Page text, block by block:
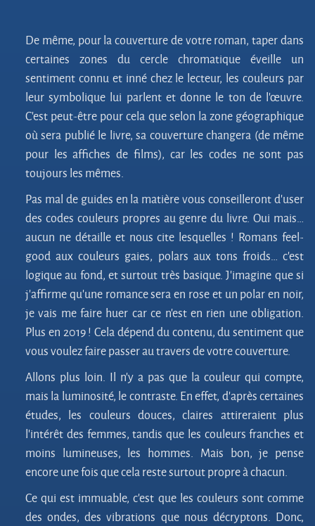
De même, pour la couverture de votre roman, taper dans
certaines zones du cercle chromatique éveille un
sentiment connu et inné chez le lecteur, les couleurs par
leur symbolique lui parlent et donne le ton de l’œuvre.
C’est peut-être pour cela que selon la zone géographique
où sera publié le livre, sa couverture changera (de même
pour les affiches de films), car les codes ne sont pas
toujours les mêmes.
Pas mal de guides en la matière vous conseilleront d’user
des codes couleurs propres au genre du livre. Oui mais…
aucun ne détaille et nous cite lesquelles ! Romans feel-
good aux couleurs gaies, polars aux tons froids… c’est
logique au fond, et surtout très basique. J’imagine que si
j’affirme qu’une romance sera en rose et un polar en noir,
je vais me faire huer car ce n’est en rien une obligation.
Plus en 2019 ! Cela dépend du contenu, du sentiment que
vous voulez faire passer au travers de votre couverture.
Allons plus loin. Il n’y a pas que la couleur qui compte,
mais la luminosité, le contraste. En effet, d’après certaines
études, les couleurs douces, claires attireraient plus
l’intérêt des femmes, tandis que les couleurs franches et
moins lumineuses, les hommes. Mais bon, je pense
encore une fois que cela reste surtout propre à chacun.
Ce qui est immuable, c’est que les couleurs sont comme
des ondes, des vibrations que nous décryptons. Donc,